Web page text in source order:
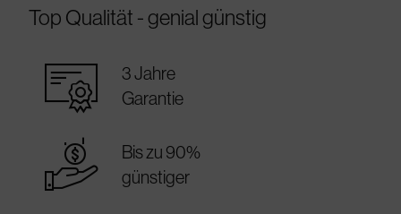
Top Qualität - genial günstig
warranty_certificate
3 Jahre
Garantie
best_price
Bis zu 90%
günstiger